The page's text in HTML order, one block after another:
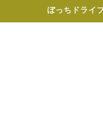
ぼっちドライ